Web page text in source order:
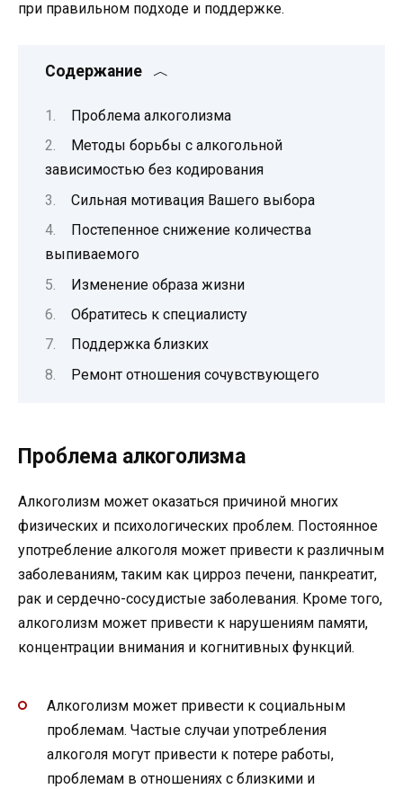
при правильном подходе и поддержке.
Содержание
Проблема алкоголизма
Методы борьбы с алкогольной
зависимостью без кодирования
Сильная мотивация Вашего выбора
Постепенное снижение количества
выпиваемого
Изменение образа жизни
Обратитесь к специалисту
Поддержка близких
Ремонт отношения сочувствующего
Проблема алкоголизма
Алкоголизм может оказаться причиной многих
физических и психологических проблем. Постоянное
употребление алкоголя может привести к различным
заболеваниям, таким как цирроз печени, панкреатит,
рак и сердечно-сосудистые заболевания. Кроме того,
алкоголизм может привести к нарушениям памяти,
концентрации внимания и когнитивных функций.
Алкоголизм может привести к социальным
проблемам. Частые случаи употребления
алкоголя могут привести к потере работы,
проблемам в отношениях с близкими и